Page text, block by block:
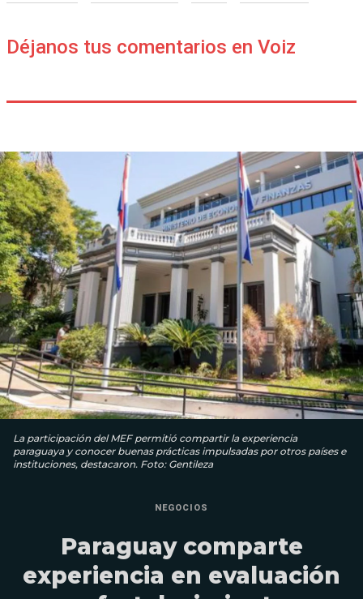
Déjanos tus comentarios en Voiz
La participación del MEF permitió compartir la experiencia
paraguaya y conocer buenas prácticas impulsadas por otros países e
instituciones, destacaron. Foto: Gentileza
NEGOCIOS
Paraguay comparte
experiencia en evaluación